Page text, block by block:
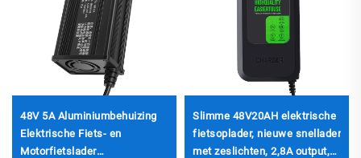
48V 5A Aluminiumbehuizing
Elektrische Fiets- en
Motorfietslader
Slimme 48V20AH elektrische
fietsoplader, nieuwe snellader
met zeslichten, 2,8A output,